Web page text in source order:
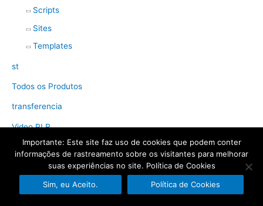
Scripts
Sites
Templates
st
Todos os Produtos
transferencia
Video PLR
Tags de produto
Alimentação saudável curso de marketing digital
Importante: Este site faz uso de cookies que podem conter
informações de rastreamento sobre os visitantes para melhorar
suas experiências no site. Política de Cookies
Sim, eu Aceito.
Política de Cookies